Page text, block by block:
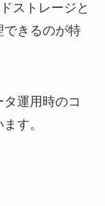
ストレージと
できるのが特
運用時のコ
す。